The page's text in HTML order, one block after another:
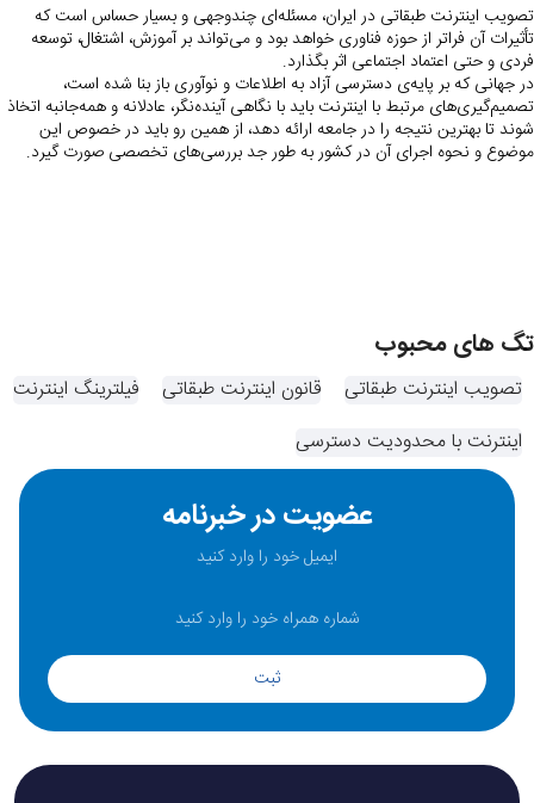
تصویب اینترنت طبقاتی در ایران، مسئله‌ای چندوجهی و بسیار حساس است که
تأثیرات آن فراتر از حوزه فناوری خواهد بود و می‌تواند بر آموزش، اشتغال، توسعه
فردی و حتی اعتماد اجتماعی اثر بگذارد.
در جهانی که بر پایه‌ی دسترسی آزاد به اطلاعات و نوآوری باز بنا شده است،
تصمیم‌گیری‌های مرتبط با اینترنت باید با نگاهی آینده‌نگر، عادلانه و همه‌جانبه اتخاذ
شوند تا بهترین نتیجه را در جامعه ارائه دهد، از همین رو باید در خصوص این
موضوع و نحوه اجرای آن در کشور به طور جد بررسی‌های تخصصی صورت گیرد.
تگ های محبوب
تصویب اینترنت طبقاتی قانون اینترنت طبقاتی
فیلترینگ اینترنت
اینترنت با محدودیت دسترسی
عضویت در خبرنامه
ثبت